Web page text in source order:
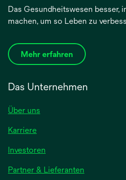
Das Gesundheitswesen besser,
machen, um so Leben zu
Mehr erfahren
Das Unternehmen
Über uns
Karriere
Investoren
einer
Partner & Lieferanten